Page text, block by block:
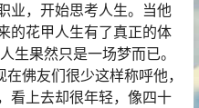
业，开始思考人生。当他
的花甲人生有了真正的体
生果然只是一场梦而已。
佛友们很少这样称呼他，
看上去却很年轻，像四十